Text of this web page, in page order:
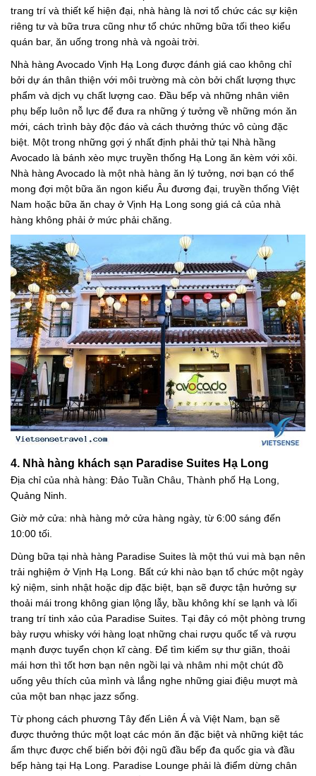
trang trí và thiết kế hiện đại, nhà hàng là nơi tổ chức các sự kiện
riêng tư và bữa trưa cũng như tổ chức những bữa tối theo kiểu
quán bar, ăn uống trong nhà và ngoài trời.
Nhà hàng Avocado Vịnh Hạ Long được đánh giá cao không chỉ
bởi dự án thân thiện với môi trường mà còn bởi chất lượng thực
phẩm và dịch vụ chất lượng cao. Đầu bếp và những nhân viên
phụ bếp luôn nỗ lực để đưa ra những ý tưởng về những món ăn
mới, cách trình bày độc đáo và cách thưởng thức vô cùng đặc
biệt. Một trong những gợi ý nhất định phải thử tại Nhà hầng
Avocado là bánh xèo mực truyền thống Hạ Long ăn kèm với xôi.
Nhà hàng Avocado là một nhà hàng ăn lý tưởng, nơi bạn có thể
mong đợi một bữa ăn ngon kiểu Âu đương đại, truyền thống Việt
Nam hoặc bữa ăn chay ở Vịnh Hạ Long song giá cả của nhà
hàng không phải ở mức phải chăng.
4. Nhà hàng khách sạn Paradise Suites Hạ Long
Địa chỉ của nhà hàng: Đảo Tuần Châu, Thành phố Hạ Long,
Quảng Ninh.
Giờ mở cửa: nhà hàng mở cửa hàng ngày, từ 6:00 sáng đến
10:00 tối.
Dùng bữa tại nhà hàng Paradise Suites là một thú vui mà bạn nên
trải nghiệm ở Vịnh Hạ Long. Bất cứ khi nào bạn tổ chức một ngày
kỷ niệm, sinh nhật hoặc dịp đặc biệt, bạn sẽ được tận hưởng sự
thoải mái trong không gian lộng lẫy, bầu không khí se lạnh và lối
trang trí tinh xảo của Paradise Suites. Tại đây có một phòng trưng
bày rượu whisky với hàng loạt những chai rượu quốc tế và rượu
mạnh được tuyển chọn kĩ càng. Để tìm kiếm sự thư giãn, thoải
mái hơn thì tốt hơn bạn nên ngồi lại và nhâm nhi một chút đồ
uống yêu thích của mình và lắng nghe những giai điệu mượt mà
của một ban nhạc jazz sống.
Từ phong cách phương Tây đến Liên Á và Việt Nam, bạn sẽ
được thưởng thức một loạt các món ăn đặc biệt và những kiệt tác
ẩm thực được chế biến bởi đội ngũ đầu bếp đa quốc gia và đầu
bếp hàng tại Hạ Long. Paradise Lounge phải là điểm dừng chân